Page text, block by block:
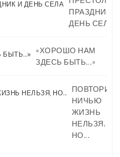
ПРАЗДНИК И
ДЕНЬ СЕЛА
«ХОРОШО НАМ
ЗДЕСЬ БЫТЬ…»
ПОВТОРИТЬ
НИЧЬЮ
ЖИЗНЬ
НЕЛЬЗЯ,
НО…